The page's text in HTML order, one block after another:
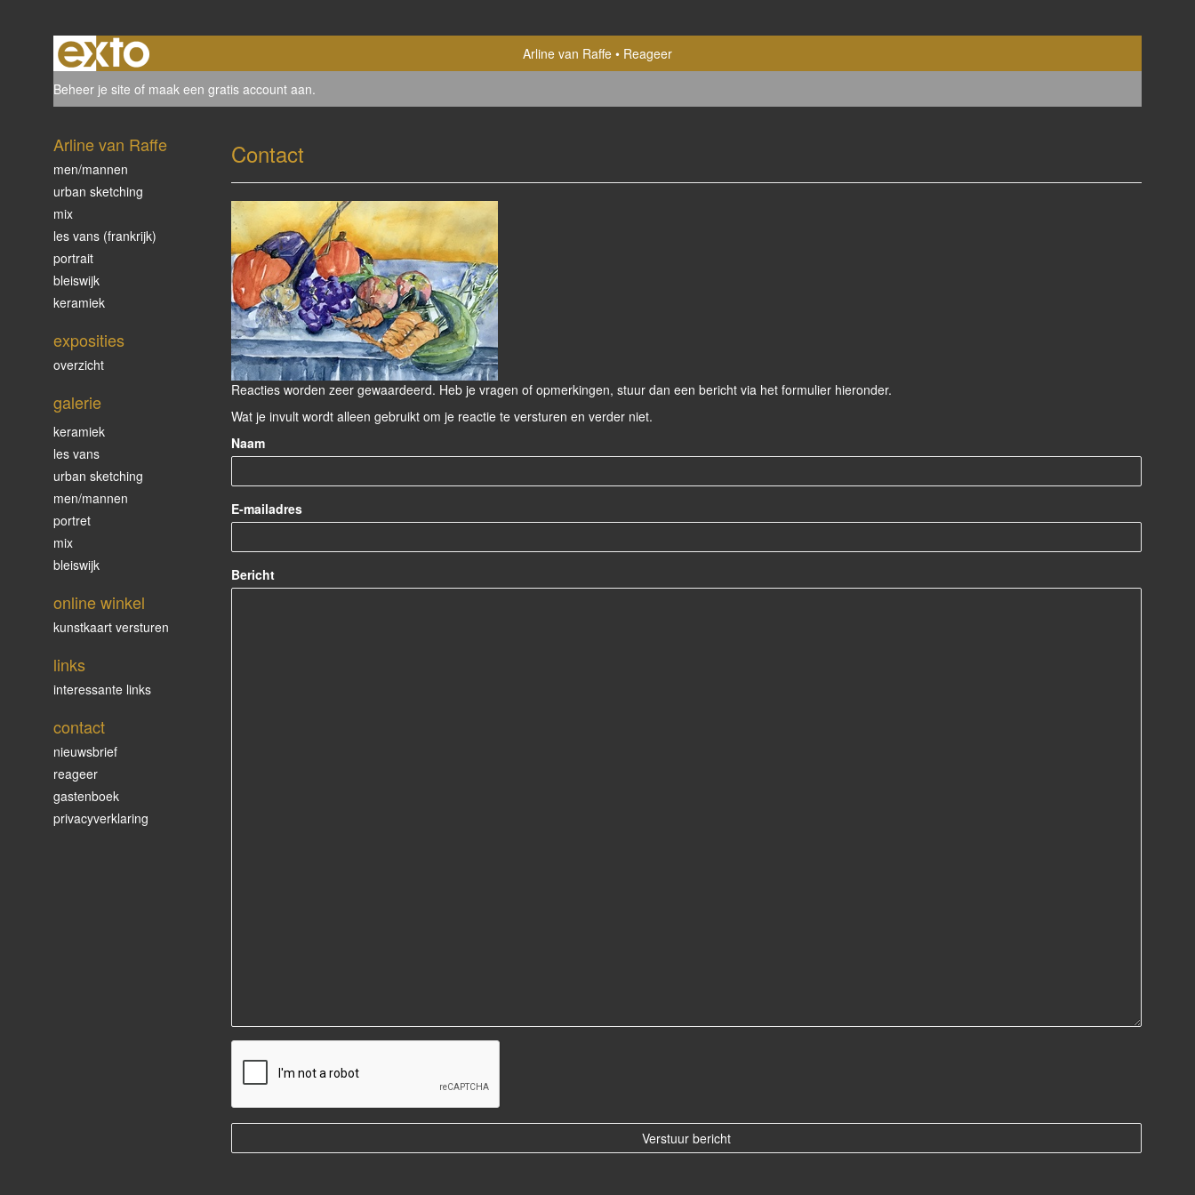
Arline van Raffe
Reageer
Beheer je site of maak een gratis account aan.
Contact
Reacties worden zeer gewaardeerd. Heb je vragen of opmerkingen, stuur dan een bericht via het formulier hieronder.
Wat je invult wordt alleen gebruikt om je reactie te versturen en verder niet.
Naam
E-mailadres
Bericht
Arline van Raffe
men/mannen
urban sketching
mix
les vans (frankrijk)
portrait
bleiswijk
keramiek
exposities
overzicht
galerie
keramiek
les vans
urban sketching
men/mannen
portret
mix
bleiswijk
online winkel
kunstkaart versturen
links
interessante links
contact
nieuwsbrief
reageer
gastenboek
privacyverklaring